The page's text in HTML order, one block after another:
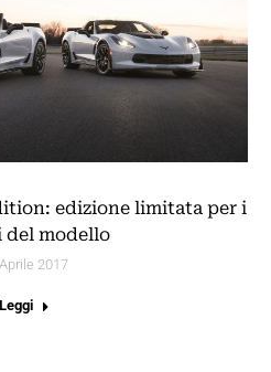
edizione limitata per i
del modello
2017
Leggi